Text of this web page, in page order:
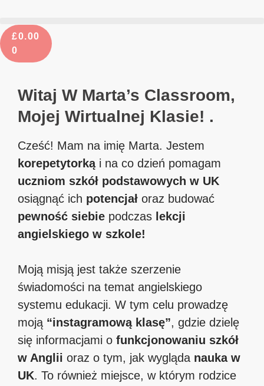
£0.00
0
Witaj W Marta’s Classroom,
Mojej Wirtualnej Klasie! .
Cześć! Mam na imię Marta. Jestem
korepetytorkąi na co dzień pomagam
uczniom szkół podstawowych w UK
osiągnąć ich potencjał oraz budować
pewność siebie podczas lekcji
angielskiego w szkole!
Moją misją jest także szerzenie
świadomości na temat angielskiego
systemu edukacji. W tym celu prowadzę
moją “instagramową klasę”, gdzie dzielę
się informacjami o funkcjonowaniu szkół
w Anglii oraz o tym, jak wygląda nauka w
UK. To również miejsce, w którym rodzice